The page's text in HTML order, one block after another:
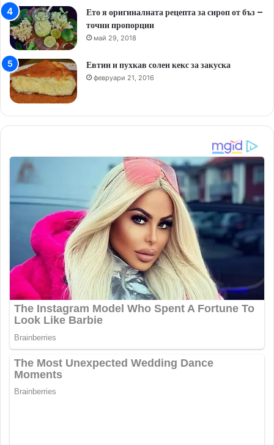
Ето я оригиналната рецепта за сироп от бъз –
точни пропорции
май 29, 2018
Евтин и пухкав солен кекс за закуска
февруари 21, 2016